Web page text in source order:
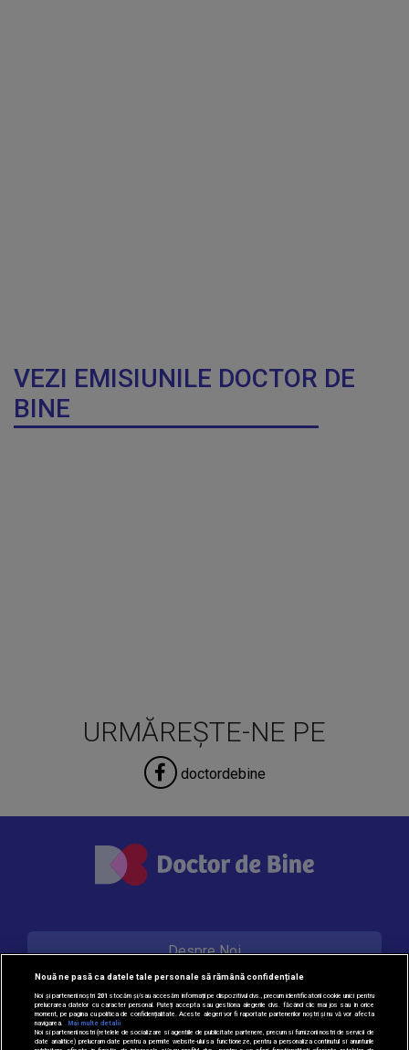
VEZI EMISIUNILE DOCTOR DE
BINE
URMĂREȘTE-NE PE
doctordebine
Despre Noi
Contact
Nouă ne pasă ca datele tale personale să rămână confidențiale
Noi și partenerii noștri 201 stocăm și/sau accesăm informații pe dispozitivul dvs., precum identificatorii cookie unici pentru
prelucrarea datelor cu caracter personal. Puteți accepta sau gestiona alegerile dvs. făcând clic mai jos sau în orice
moment, pe pagina cu politica de confidențialitate. Aceste alegeri vor fi raportate partenerilor noștri și nu vă vor afecta
navigarea.
Mai multe detalii
Noi si partenerii nostri (retelele de socializare si agentiile de publicitate partenere, precum si furnizorii nostri de servicii de
date analitice) prelucram date pentru a permite website-ului sa functioneze, pentru a personaliza continutul si anunturile